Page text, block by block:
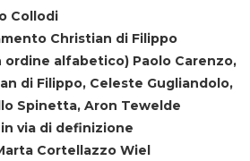
Collodi
Christian di Filippo
ordine alfabetico) Paolo Carenzo,
di Filippo, Celeste Gugliandolo,
Spinetta, Aron Tewelde
via di definizione
Cortellazzo Wiel